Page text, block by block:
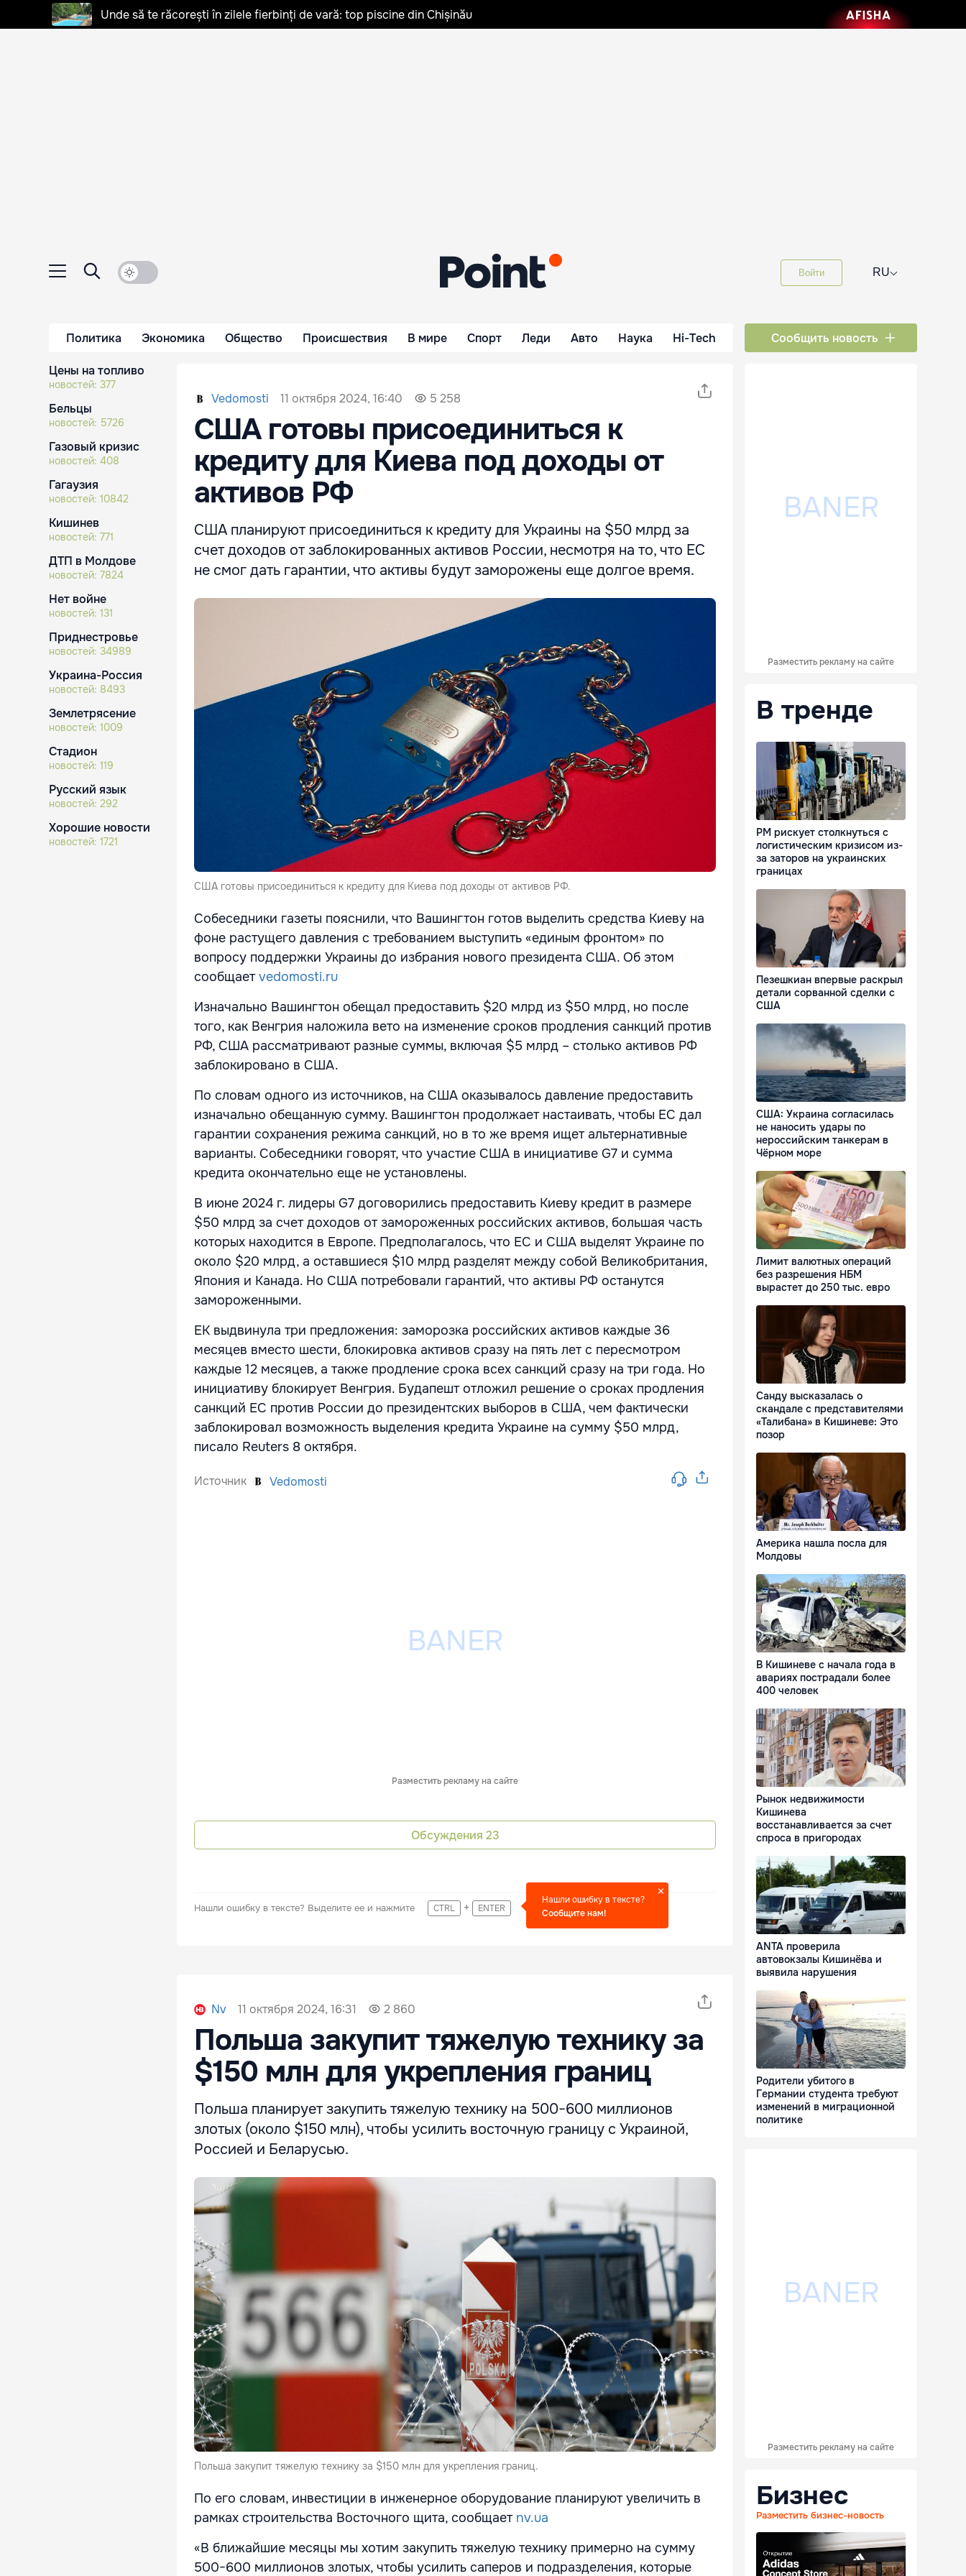
Unde să te răcorești în zilele fierbinți de vară: top piscine din Chișinău
Войти RU⌵
Политика Экономика Общество Происшествия В мире Спорт Леди Авто Наука Hi-Tech Сообщить новость
Цены на топливо
новостей: 377
Бельцы
новостей: 5726
Газовый кризис
новостей: 408
Гагаузия
новостей: 10842
Кишинев
новостей: 771
ДТП в Молдове
новостей: 7824
Нет войне
новостей: 131
Приднестровье
новостей: 34989
Украина-Россия
новостей: 8493
Землетрясение
новостей: 1009
Стадион
новостей: 119
Русский язык
новостей: 292
Хорошие новости
новостей: 1721
Vedomosti 11 октября 2024, 16:40 5 258
США готовы присоединиться к
кредиту для Киева под доходы от
активов РФ
США планируют присоединиться к кредиту для Украины на $50 млрд за
счет доходов от заблокированных активов России, несмотря на то, что ЕС
не смог дать гарантии, что активы будут заморожены еще долгое время.
США готовы присоединиться к кредиту для Киева под доходы от активов РФ.
Собеседники газеты пояснили, что Вашингтон готов выделить средства Киеву на
фоне растущего давления с требованием выступить «единым фронтом» по
вопросу поддержки Украины до избрания нового президента США. Об этом
сообщаетvedomosti.ru
Изначально Вашингтон обещал предоставить $20 млрд из $50 млрд, но после
того, как Венгрия наложила вето на изменение сроков продления санкций против
РФ, США рассматривают разные суммы, включая $5 млрд – столько активов РФ
заблокировано в США.
По словам одного из источников, на США оказывалось давление предоставить
изначально обещанную сумму. Вашингтон продолжает настаивать, чтобы ЕС дал
гарантии сохранения режима санкций, но в то же время ищет альтернативные
варианты. Собеседники говорят, что участие США в инициативе G7 и сумма
кредита окончательно еще не установлены.
В июне 2024 г. лидеры G7 договорились предоставить Киеву кредит в размере
$50 млрд за счет доходов от замороженных российских активов, большая часть
которых находится в Европе. Предполагалось, что ЕС и США выделят Украине по
около $20 млрд, а оставшиеся $10 млрд разделят между собой Великобритания,
Япония и Канада. Но США потребовали гарантий, что активы РФ останутся
замороженными.
ЕК выдвинула три предложения: заморозка российских активов каждые 36
месяцев вместо шести, блокировка активов сразу на пять лет с пересмотром
каждые 12 месяцев, а также продление срока всех санкций сразу на три года. Но
инициативу блокирует Венгрия. Будапешт отложил решение о сроках продления
санкций ЕС против России до президентских выборов в США, чем фактически
заблокировал возможность выделения кредита Украине на сумму $50 млрд,
писало Reuters 8 октября.
Источник Vedomosti
Разместить рекламу на сайте
Обсуждения 23
Нашли ошибку в тексте? Выделите ее и нажмите CTRL + ENTER
Нашли ошибку в тексте?
Сообщите нам!
Nv 11 октября 2024, 16:31 2 860
Польша закупит тяжелую технику за
$150 млн для укрепления границ
Польша планирует закупить тяжелую технику на 500−600 миллионов
злотых (около $150 млн), чтобы усилить восточную границу с Украиной,
Россией и Беларусью.
Польша закупит тяжелую технику за $150 млн для укрепления границ.
По его словам, инвестиции в инженерное оборудование планируют увеличить в
рамках строительства Восточного щита, сообщает nv.ua
«В ближайшие месяцы мы хотим закупить тяжелую технику примерно на сумму
500−600 миллионов злотых, чтобы усилить саперов и подразделения, которые
Разместить рекламу на сайте
В тренде
РМ рискует столкнуться с
логистическим кризисом из-
за заторов на украинских
границах
Пезешкиан впервые раскрыл
детали сорванной сделки с
США
США: Украина согласилась
не наносить удары по
нероссийским танкерам в
Чёрном море
Лимит валютных операций
без разрешения НБМ
вырастет до 250 тыс. евро
Санду высказалась о
скандале с представителями
«Талибана» в Кишиневе: Это
позор
Америка нашла посла для
Молдовы
В Кишиневе с начала года в
авариях пострадали более
400 человек
Рынок недвижимости
Кишинева
восстанавливается за счет
спроса в пригородах
ANTA проверила
автовокзалы Кишинёва и
выявила нарушения
Родители убитого в
Германии студента требуют
изменений в миграционной
политике
Разместить рекламу на сайте
Бизнес
Разместить бизнес-новость